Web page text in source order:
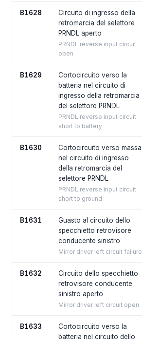
B1628
Circuito di ingresso della
retromarcia del selettore
PRNDL aperto
PRNDL reverse input circuit
open
B1629
Cortocircuito verso la
batteria nel circuito di
ingresso della retromarcia
del selettore PRNDL
PRNDL reverse input circuit
short to battery
B1630
Cortocircuito verso massa
nel circuito di ingresso
della retromarcia del
selettore PRNDL
PRNDL reverse input circuit
short to ground
B1631
Guasto al circuito dello
specchietto retrovisore
conducente sinistro
Mirror driver left circuit failure
B1632
Circuito dello specchietto
retrovisore conducente
sinistro aperto
Mirror driver left circuit open
B1633
Cortocircuito verso la
batteria nel circuito dello